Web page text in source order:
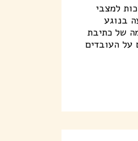
למצבי
בנוגע
של כתיבת
על העובדים